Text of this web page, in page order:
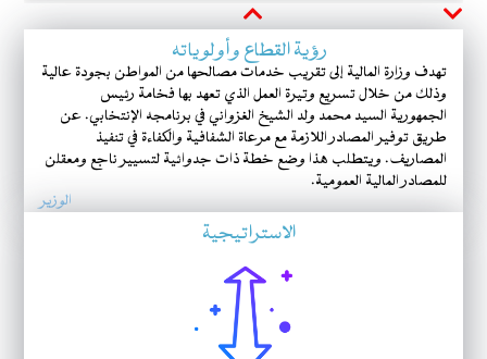
رؤية القطاع وأولوياته
تهدف وزارة المالية إلى تقريب خدمات مصالحها من المواطن بجودة عالية
وذلك من خلال تسريع وتيرة العمل الذي تعهد بها فخامة رئيس
الجمهورية السيد محمد ولد الشيخ الغزواني في برنامجه الإنتخابي. عن
طريق توفير المصادر اللازمة مع مرعاة الشفافية والكفاءة في تنفيذ
المصاريف. ويتطلب هذا وضع خطة ذات جدوائية لتسيير ناجع ومعقلن
للمصادر المالية العمومية.
الوزير
الاستراتيجية